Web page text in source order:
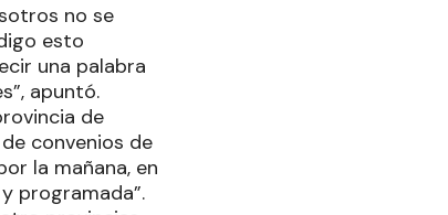
no se
esto
una palabra
apuntó.
de
convenios de
la mañana, en
programada”.